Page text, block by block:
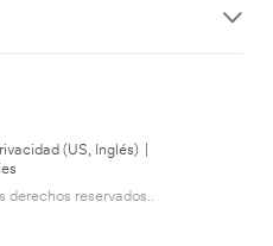
(US, Inglés)
reservados..